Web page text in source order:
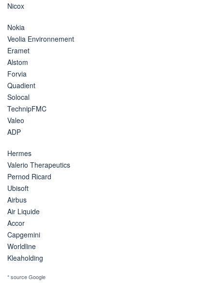
Nicox
Nokia
Veolia Environnement
Eramet
Alstom
Forvia
Quadient
Solocal
TechnipFMC
Valeo
ADP
Hermes
Valerio Therapeutics
Pernod Ricard
Ubisoft
Airbus
Air Liquide
Accor
Capgemini
Worldline
Kleaholding
* source Google